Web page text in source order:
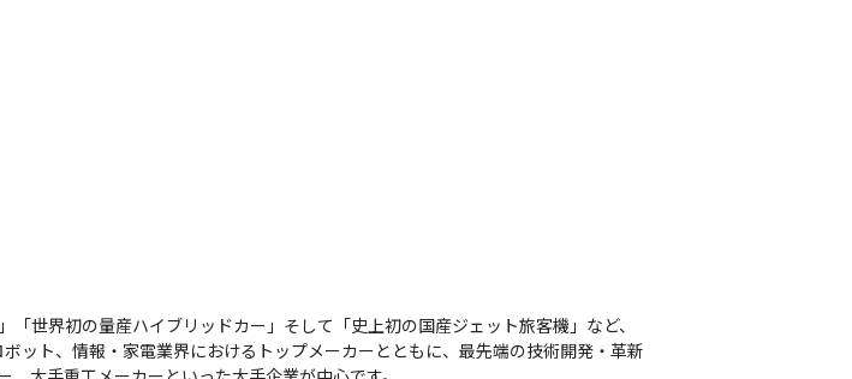
世界初の量産ハイブリッドカー」そして「史上初の国産ジェット旅客機」など、
ット、情報・家電業界におけるトップメーカーとともに、最先端の技術開発・革新